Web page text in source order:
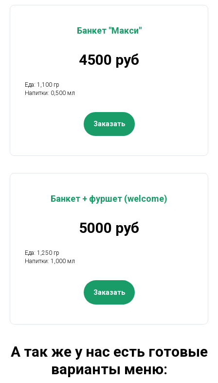
Банкет "Макси"
4500 руб
Еда: 1,100 гр
Напитки: 0,500 мл
Заказать
Банкет + фуршет (welcome)
5000 руб
Еда: 1,250 гр
Напитки: 1,000 мл
Заказать
А так же у нас есть готовые
варианты меню: